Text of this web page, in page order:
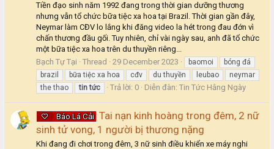
Tiền đạo sinh năm 1992 đang trong thời gian dưỡng thương
nhưng vẫn tổ chức bữa tiệc xa hoa tại Brazil. Thời gian gần đây,
Neymar làm CĐV lo lắng khi đăng video la hét trong đau đớn vì
chấn thương đầu gối. Tuy nhiên, chỉ vài ngày sau, anh đã tổ chức
một bữa tiệc xa hoa trên du thuyền riêng...
Bạch Tự Tại
Thread 29 December 2023 baomoi
bóng đá
brazil
bữa tiệc xa hoa cđv du thuyền leubao
neymar
the thao
tin tức Trả lời: 0 Diễn đàn: Tin Tức Hằng Ngày
Báo Lá Cải Tai nạn kinh hoàng trong đêm, 2 nữ
sinh tử vong, 1 người bị thương nặng
Khi đang đi chơi trong đêm, 3 nữ sinh điều khiển xe máy nghi